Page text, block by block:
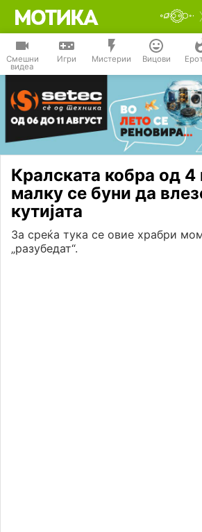
Смешни
видеа
Игри Мистерии Вицови
Кралската кобра од 4
малку се буни да
кутијата
За среќа тука се овие храбри
„разубедат“.